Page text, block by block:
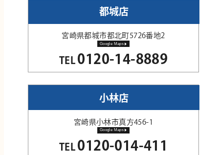
都城店
宮崎県都城市都北町5726番地2
Google Maps
TEL 0120-14-8889
小林店
宮崎県小林市真方456-1
Google Maps
TEL 0120-014-411